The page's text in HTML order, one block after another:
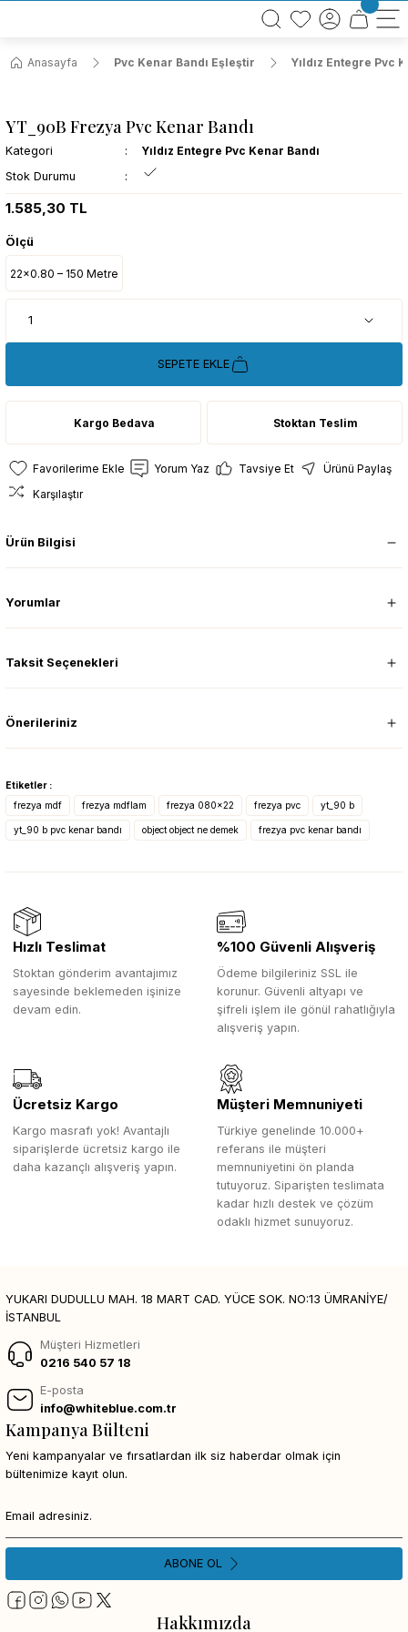
BÜTÜN ALIŞVERİŞLERİNİZDE KARGO BEDAVA!
TÜRKİYE GENELİNDE 10.000 MÜŞTERİ REFERANSI
Anasayfa
Pvc Kenar Bandı Eşleştir Yıldız Entegre Pvc
YT_90B Frezya Pvc Kenar Bandı
Kategori
Yıldız Entegre Pvc Kenar Bandı
Stok Durumu
1.585,30 TL
Ölçü
22x0.80 – 150 Metre
SEPETE EKLE
Kargo Bedava Stoktan Teslim
Yorum Yaz Tavsiye Et
Ürünü Paylaş
Karşılaştır
Ürün Bilgisi
Yorumlar
Taksit Seçenekleri
Önerileriniz
Etiketler :
frezya mdf
frezya mdflam frezya 080x22 frezya pvc yt_90 b
yt_90 b pvc kenar bandı object object ne demek frezya pvc kenar bandı
Hızlı Teslimat
Stoktan gönderim avantajımız
sayesinde beklemeden işinize
devam edin.
%100 Güvenli Alışveriş
Ödeme bilgileriniz SSL ile
korunur. Güvenli altyapı ve
şifreli işlem ile gönül rahatlığıyla
alışveriş yapın.
Ücretsiz Kargo
Kargo masrafı yok! Avantajlı
siparişlerde ücretsiz kargo ile
daha kazançlı alışveriş yapın.
Müşteri Memnuniyeti
Türkiye genelinde 10.000+
referans ile müşteri
memnuniyetini ön planda
tutuyoruz. Siparişten teslimata
kadar hızlı destek ve çözüm
odaklı hizmet sunuyoruz.
YUKARI DUDULLU MAH. 18 MART CAD. YÜCE SOK. NO:13 ÜMRANİYE/
İSTANBUL
Müşteri Hizmetleri
0216 540 57 18
E-posta
info@whiteblue.com.tr
Hakkımızda
Kampanya Bülteni
Yeni kampanyalar ve fırsatlardan ilk siz haberdar olmak için
bültenimize kayıt olun.
ABONE OL